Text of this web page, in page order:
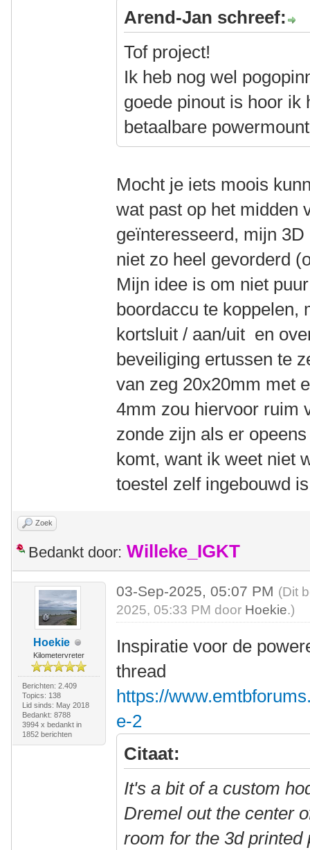
Arend-Jan schreef:
Tof project!
Ik heb nog wel
goede pinout is hoor ik
betaalbare
Mocht je iets moois
wat past op het midden
geïnteresseerd, mijn
niet zo heel gevorderd
Mijn idee is om niet
boordaccu te koppelen,
kortsluit / aan/uit en
beveiliging ertussen te
van zeg 20x20mm met
4mm zou hiervoor ruim
zonde zijn als er
komt, want ik weet niet
toestel zelf ingebouwd
Zoek
Bedankt door: Willeke_IGKT
Hoekie
Kilometervreter
Berichten: 2.409
Topics: 138
Lid sinds: May 2018
Bedankt: 8788
3994 x bedankt in
1852 berichten
03-Sep-2025, 05:07 PM (Dit
2025, 05:33 PM door Hoekie.)
Inspiratie voor de
thread
https://
e-2
Citaat:
It's a bit of a custom
Dremel out the center
room for the 3d printed